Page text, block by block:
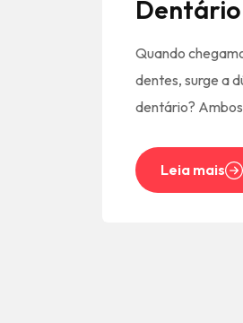
Dentário
Quando
dentes, surge a
dentário?
Leia mais